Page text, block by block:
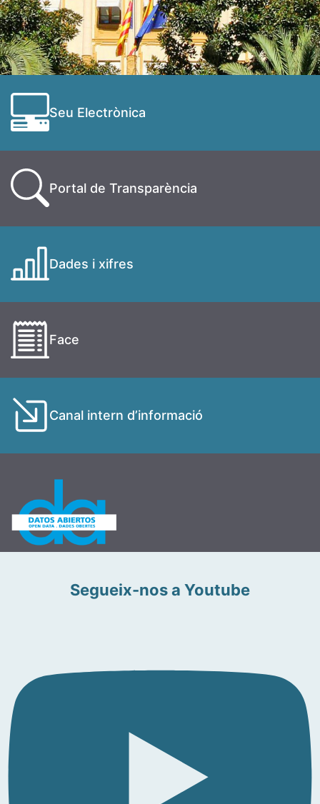
Seu Electrònica
Portal de Transparència
Dades i xifres
Face
Canal intern d’informació
Segueix-nos a Youtube